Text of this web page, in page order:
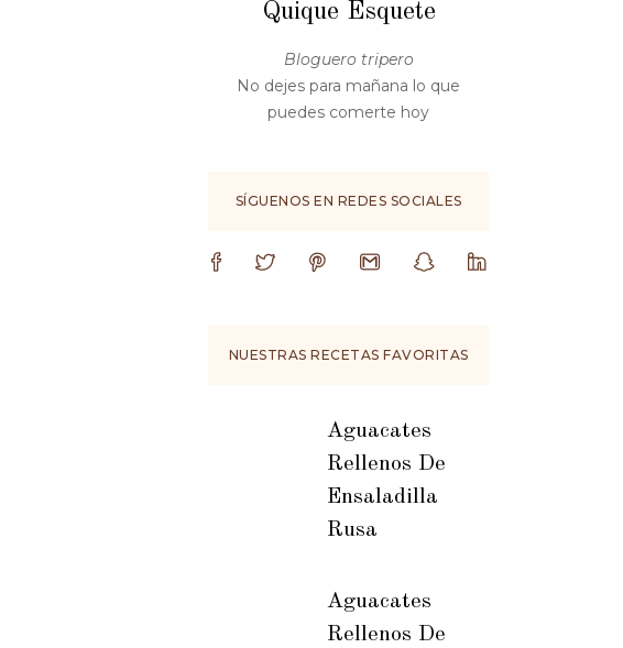
Quique Esquete
Bloguero tripero
No dejes para mañana lo que
puedes comerte hoy
SÍGUENOS EN REDES SOCIALES
NUESTRAS RECETAS FAVORITAS
Aguacates
Rellenos De
Ensaladilla
Rusa
Aguacates
Rellenos De